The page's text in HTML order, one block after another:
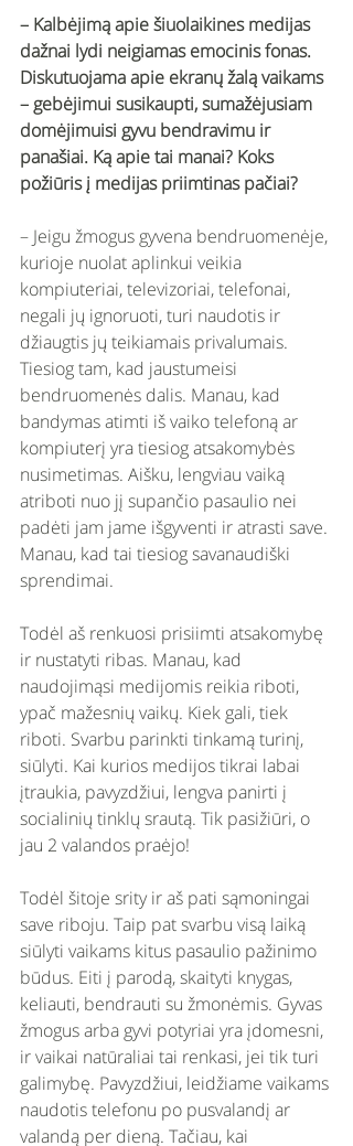
– Kalbėjimą apie šiuolaikines medijas
dažnai lydi neigiamas emocinis fonas.
Diskutuojama apie ekranų žalą vaikams
– gebėjimui susikaupti, sumažėjusiam
domėjimuisi gyvu bendravimu ir
panašiai. Ką apie tai manai? Koks
požiūris į medijas priimtinas pačiai?
– Jeigu žmogus gyvena bendruomenėje,
kurioje nuolat aplinkui veikia
kompiuteriai, televizoriai, telefonai,
negali jų ignoruoti, turi naudotis ir
džiaugtis jų teikiamais privalumais.
Tiesiog tam, kad jaustumeisi
bendruomenės dalis. Manau, kad
bandymas atimti iš vaiko telefoną ar
kompiuterį yra tiesiog atsakomybės
nusimetimas. Aišku, lengviau vaiką
atriboti nuo jį supančio pasaulio nei
padėti jam jame išgyventi ir atrasti save.
Manau, kad tai tiesiog savanaudiški
sprendimai.
Todėl aš renkuosi prisiimti atsakomybę
ir nustatyti ribas. Manau, kad
naudojimąsi medijomis reikia riboti,
ypač mažesnių vaikų. Kiek gali, tiek
riboti. Svarbu parinkti tinkamą turinį,
siūlyti. Kai kurios medijos tikrai labai
įtraukia, pavyzdžiui, lengva panirti į
socialinių tinklų srautą. Tik pasižiūri, o
jau 2 valandos praėjo!
Todėl šitoje srity ir aš pati sąmoningai
save riboju. Taip pat svarbu visą laiką
siūlyti vaikams kitus pasaulio pažinimo
būdus. Eiti į parodą, skaityti knygas,
keliauti, bendrauti su žmonėmis. Gyvas
žmogus arba gyvi potyriai yra įdomesni,
ir vaikai natūraliai tai renkasi, jei tik turi
galimybę. Pavyzdžiui, leidžiame vaikams
naudotis telefonu po pusvalandį ar
valandą per dieną. Tačiau, kai